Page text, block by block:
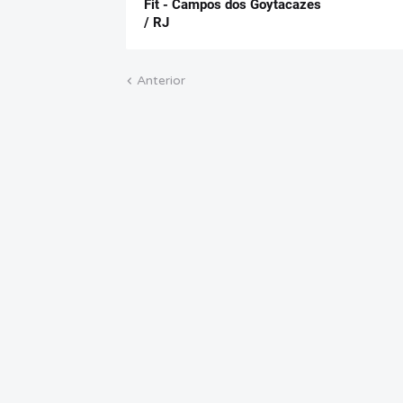
Fit - Campos dos Goytacazes
/ RJ
Anterior